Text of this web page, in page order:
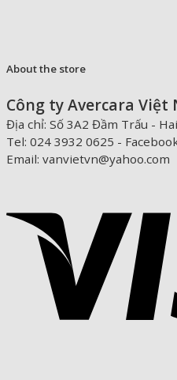
About the store
Công ty Avercara Việt
Địa chỉ: Số 3A2 Đầm Trấu -
Tel: 024 3932 0625 -
Email: vanvietvn@yahoo.com